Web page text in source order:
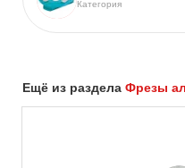
Категория
Ещё из раздела Фрезы